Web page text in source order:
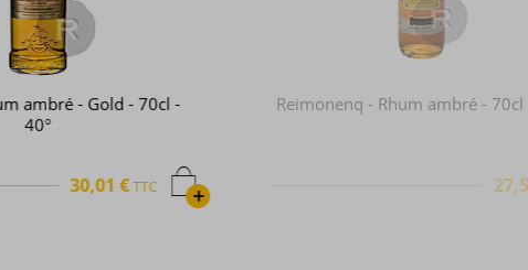
Reimonenq - Rhum ambré - 70cl - 40°